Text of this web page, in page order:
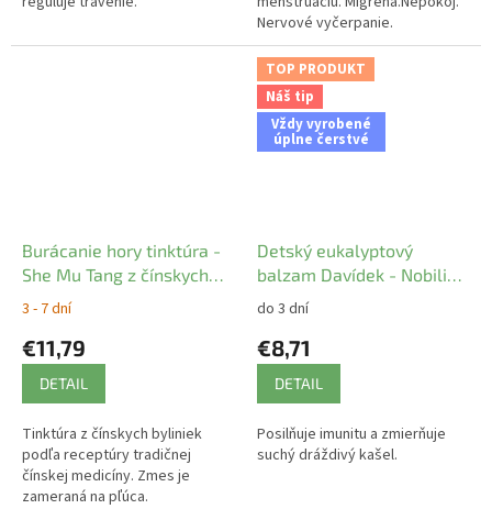
Nervové vyčerpanie.
Burácanie hory tinktúra -
She Mu Tang z čínskych
bylín YaoMedica
3 - 7 dní
€11,79
DETAIL
Tinktúra z čínskych byliniek
podľa receptúry tradičnej
čínskej medicíny. Zmes je
zameraná na pľúca.
TOP PRODUKT
Náš tip
Vždy vyrobené
úplne čerstvé
Detský eukalyptový
balzam Davídek - Nobilis
Tilia
do 3 dní
€8,71
DETAIL
Posilňuje imunitu a zmierňuje
suchý dráždivý kašel.